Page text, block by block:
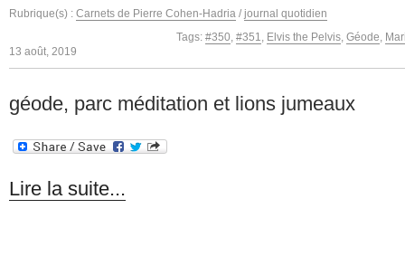
Rubrique(s) : Carnets de Pierre Cohen-Hadria / journal quotidien
Tags: #350 #351 Elvis the Pelvis Géode
13 août, 2019
géode, parc méditation et lions jumeaux
Lire la suite...